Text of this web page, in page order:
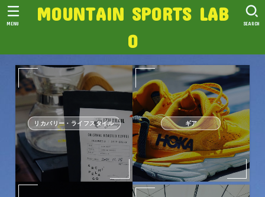
MOUNTAIN SPORTS LAB
O
SEARCH
MENU
リカバリー・ライフスタイル ギア